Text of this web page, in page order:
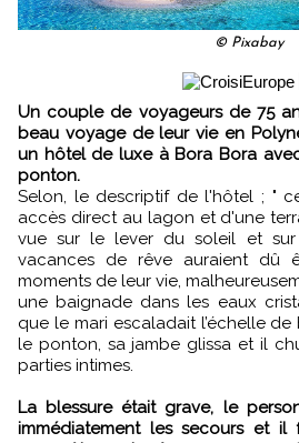
© Pixabay
Un couple de voyageurs de 75 ans avait planifié le plus
beau voyage de leur vie en
un hôtel de luxe à Bora Bora
ponton.
Selon, le descriptif de l'hôtel ; "
accès direct au lagon et d'une
vue sur le lever du soleil et sur
vacances de rêve auraient dû
moments de leur vie,
une baignade dans les eaux
que le mari escaladait l’échelle
le ponton, sa jambe glissa et il
parties intimes.
La blessure était grave, le
immédiatement les secours et